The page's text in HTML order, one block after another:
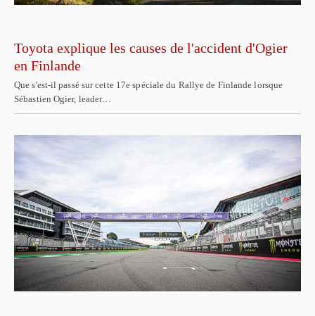
Toyota explique les causes de l'accident d'Ogier
en Finlande
Que s'est-il passé sur cette 17e spéciale du Rallye de Finlande lorsque
Sébastien Ogier, leader…